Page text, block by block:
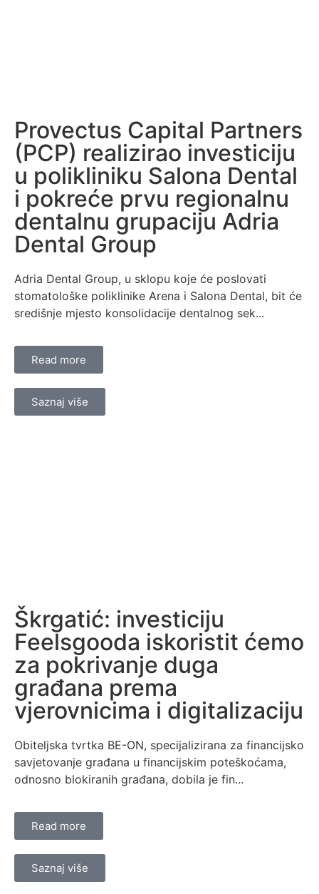
Provectus Capital Partners
(PCP) realizirao investiciju
u polikliniku Salona Dental
i pokreće prvu regionalnu
dentalnu grupaciju Adria
Dental Group
Adria Dental Group, u sklopu koje će poslovati
stomatološke poliklinike Arena i Salona Dental, bit će
središnje mjesto konsolidacije dentalnog sek...
Read more
Saznaj više
Škrgatić: investiciju
Feelsgooda iskoristit ćemo
za pokrivanje duga
građana prema
vjerovnicima i digitalizaciju
Obiteljska tvrtka BE-ON, specijalizirana za financijsko
savjetovanje građana u financijskim poteškoćama,
odnosno blokiranih građana, dobila je fin...
Read more
Saznaj više